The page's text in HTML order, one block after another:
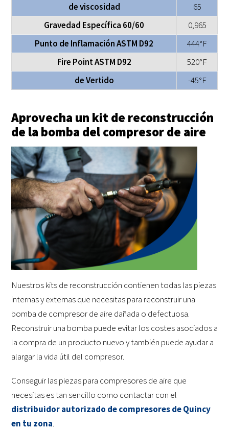
de viscosidad
65
Gravedad Específica 60/60
0,965
Punto de Inflamación ASTM D92
444°F
Fire Point ASTM D92
520°F
de Vertido
-45°F
Aprovecha un kit de reconstrucción
de la bomba del compresor de aire
Nuestros kits de reconstrucción contienen todas las piezas
internas y externas que necesitas para reconstruir una
bomba de compresor de aire dañada o defectuosa.
Reconstruir una bomba puede evitar los costes asociados a
la compra de un producto nuevo y también puede ayudar a
alargar la vida útil del compresor.
Conseguir las piezas para compresores de aire que
necesitas es tan sencillo como contactar con el
distribuidor autorizado de compresores de Quincy
en tu zona.